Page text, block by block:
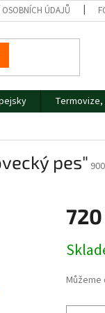
ÚDAJŮ
pes"
720
cena:
Můžeme